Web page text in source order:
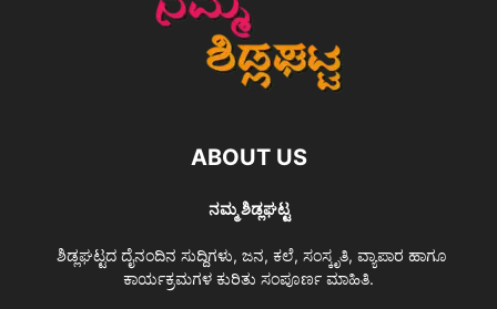
ABOUT US
ನಮ್ಮ ಶಿಡ್ಲಘಟ್ಟ
ಶಿಡ್ಲಘಟ್ಟದ ದೈನಂದಿನ ಸುದ್ದಿಗಳು, ಜನ, ಕಲೆ, ಸಂಸ್ಕೃತಿ, ವ್ಯಾಪಾರ ಹಾಗೂ
ಕಾರ್ಯಕ್ರಮಗಳ ಕುರಿತು ಸಂಪೂರ್ಣ ಮಾಹಿತಿ.